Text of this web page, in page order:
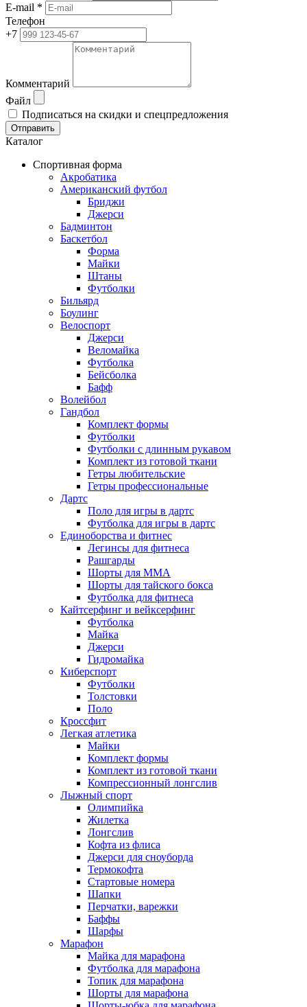
E-mail *
Телефон
+7
Комментарий
Файл
Подписаться на скидки и спецпредложения
Отправить
Каталог
Спортивная форма
Акробатика
Американский футбол
Бриджи
Джерси
Бадминтон
Баскетбол
Форма
Майки
Штаны
Футболки
Бильярд
Боулинг
Велоспорт
Джерси
Веломайка
Футболка
Бейсболка
Бафф
Волейбол
Гандбол
Комплект формы
Футболки
Футболки с длинным рукавом
Комплект из готовой ткани
Гетры любительские
Гетры профессиональные
Дартс
Поло для игры в дартс
Футболка для игры в дартс
Единоборства и фитнес
Легинсы для фитнеса
Рашгарды
Шорты для MMA
Шорты для тайского бокса
Футболка для фитнеса
Кайтсерфинг и вейксерфинг
Футболка
Майка
Джерси
Гидромайка
Киберспорт
Футболки
Толстовки
Поло
Кроссфит
Легкая атлетика
Майки
Комплект формы
Комплект из готовой ткани
Компрессионный лонгслив
Лыжный спорт
Олимпийка
Жилетка
Лонгслив
Кофта из флиса
Джерси для сноуборда
Термокофта
Стартовые номера
Шапки
Перчатки, варежки
Баффы
Шарфы
Марафон
Майка для марафона
Футболка для марафона
Топик для марафона
Шорты для марафона